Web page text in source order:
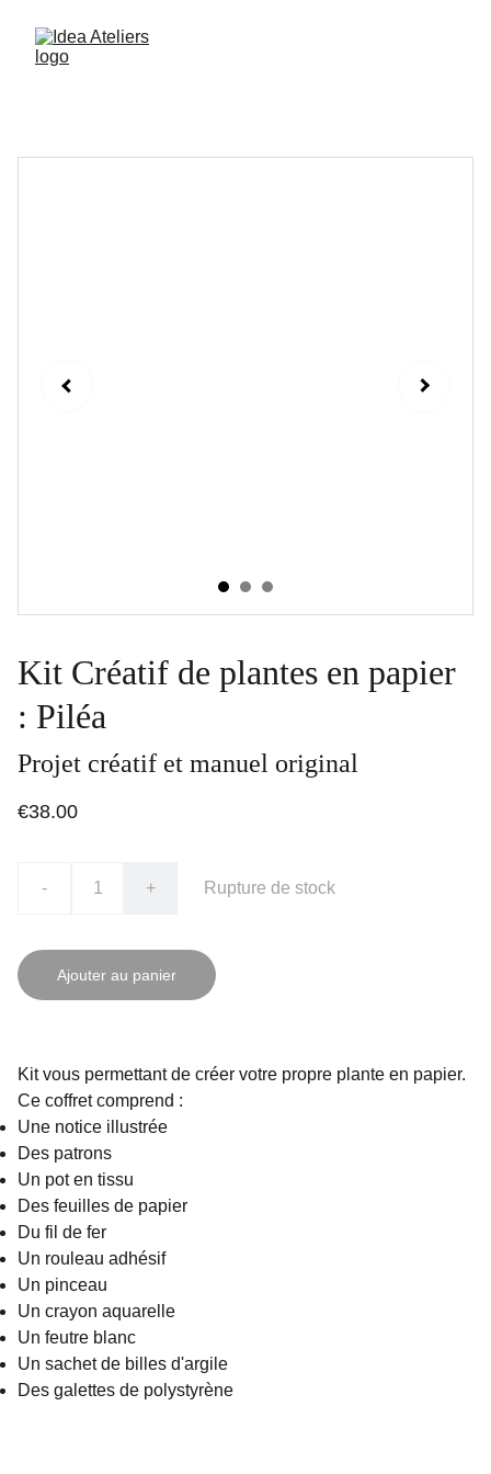
Kit Créatif de plantes en papier
: Piléa
Projet créatif et manuel original
€38.00
- + Rupture de stock
Ajouter au panier
Kit vous permettant de créer votre propre plante en papier.
Ce coffret comprend :
Une notice illustrée
Des patrons
Un pot en tissu
Des feuilles de papier
Du fil de fer
Un rouleau adhésif
Un pinceau
Un crayon aquarelle
Un feutre blanc
Un sachet de billes d'argile
Des galettes de polystyrène